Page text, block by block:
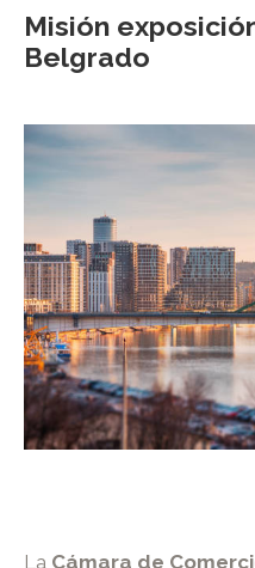
Misión
Belgrado
La Cámara de